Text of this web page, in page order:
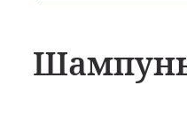
Шампунь